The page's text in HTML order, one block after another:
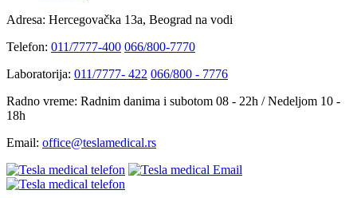
Adresa: Hercegovačka 13a, Beograd na vodi
Telefon: 011/7777-400 066/800-7770
Laboratorija: 011/7777- 422 066/800 - 7776
Radno vreme: Radnim danima i subotom 08 - 22h / Nedeljom 10 -
18h
Email: office@teslamedical.rs